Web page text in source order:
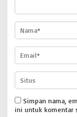
Simpan nama,
ini untuk komentar